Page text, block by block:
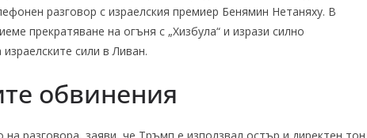
разговор с израелския премиер Бенямин Нетаняху. В
прекратяване на огъня с „Хизбула“ и изрази силно
сили в Ливан.
обвинения